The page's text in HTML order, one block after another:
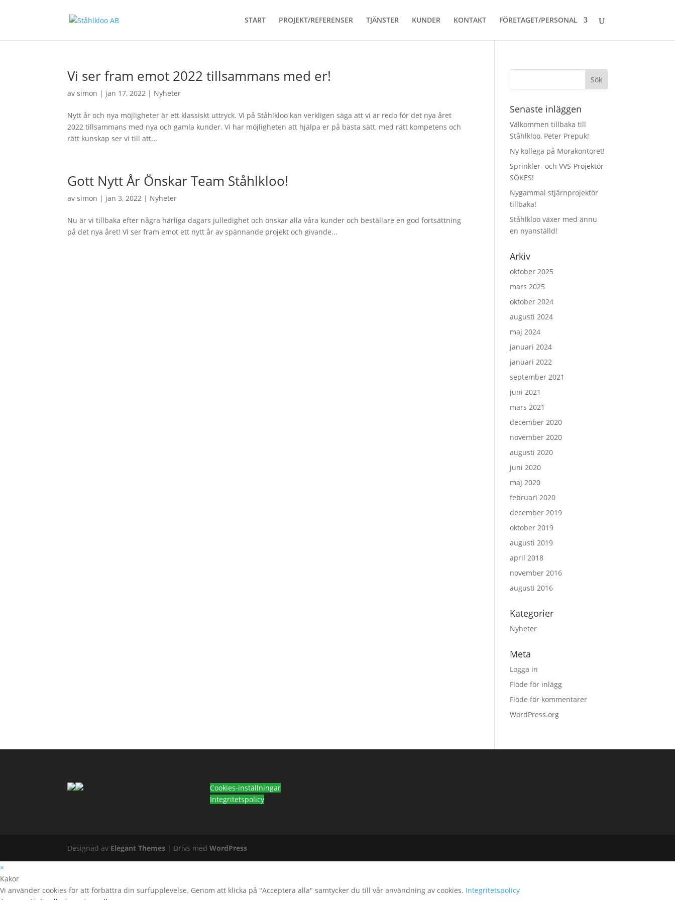
START PROJEKT/REFERENSER TJÄNSTER KUNDER KONTAKT FÖRETAGET/PERSONAL
Vi ser fram emot 2022 tillsammans med er!
avsimon | jan 17, 2022 | Nyheter
Nytt år och nya möjligheter är ett klassiskt uttryck. Vi på Ståhlkloo kan verkligen säga att vi är redo för det nya året
2022 tillsammans med nya och gamla kunder. Vi har möjligheten att hjälpa er på bästa sätt, med rätt kompetens och
rätt kunskap ser vi till att...
Gott Nytt År Önskar Team Ståhlkloo!
avsimon | jan 3, 2022 | Nyheter
Nu är vi tillbaka efter några härliga dagars julledighet och önskar alla våra kunder och beställare en god fortsättning
på det nya året! Vi ser fram emot ett nytt år av spännande projekt och givande...
Senaste inläggen
Välkommen tillbaka till
Ståhlkloo, Peter Prepuk!
Ny kollega på Morakontoret!
Sprinkler- och VVS-Projektör
SÖKES!
Nygammal stjärnprojektör
tillbaka!
Ståhlkloo växer med ännu
en nyanställd!
Arkiv
oktober 2025
mars 2025
oktober 2024
augusti 2024
maj 2024
januari 2024
januari 2022
september 2021
juni 2021
mars 2021
december 2020
november 2020
augusti 2020
juni 2020
maj 2020
februari 2020
december 2019
oktober 2019
augusti 2019
april 2018
november 2016
augusti 2016
Kategorier
Nyheter
Meta
Logga in
Flöde för inlägg
Flöde för kommentarer
WordPress.org
Cookies-inställningar
Integritetspolicy
Designad av Elegant Themes | Drivs medWordPress
×
Kakor
Vi använder cookies för att förbättra din surfupplevelse. Genom att klicka på "Acceptera alla" samtycker du till vår användning av cookies. Integritetspolicy